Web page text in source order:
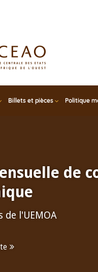
Billets et pièces Politique
de
de l'UEMOA